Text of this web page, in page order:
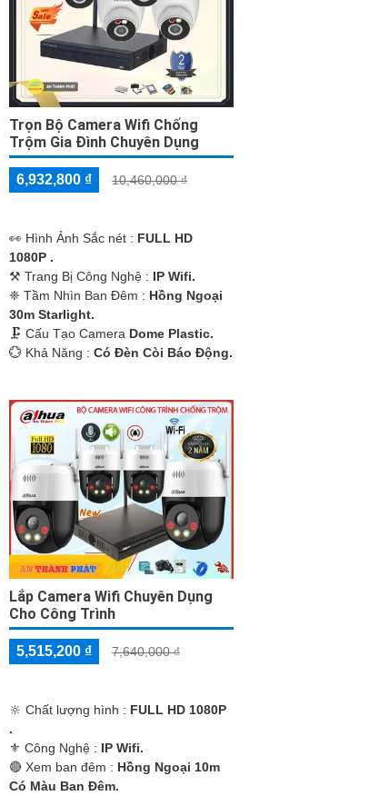
Trọn Bộ Camera Wifi Chống
Trộm Gia Đình Chuyên Dụng
6,932,800 ₫ 10,460,000 ₫
️👀 Hình Ảnh Sắc nét : FULL HD
1080P .
⚒ Trang Bị Công Nghệ : IP Wifi.
❈ Tầm Nhìn Ban Đêm : Hồng Ngoại
30m Starlight.
🗜️ Cấu Tạo Camera Dome Plastic.
️💮 Khả Năng :Có Ðèn Còi Báo Động.
Lắp Camera Wifi Chuyên Dụng
Cho Công Trình
5,515,200 ₫ 7,640,000 ₫
🔆 Chất lượng hình : FULL HD 1080P
.
⚜️ Công Nghệ : IP Wifi.
🔴 Xem ban đêm : Hồng Ngoại 10m
Có Màu Ban Ðêm.